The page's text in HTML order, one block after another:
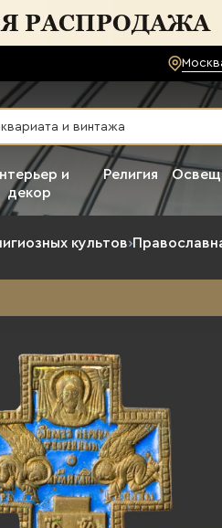
и
декор
Религия
культов›